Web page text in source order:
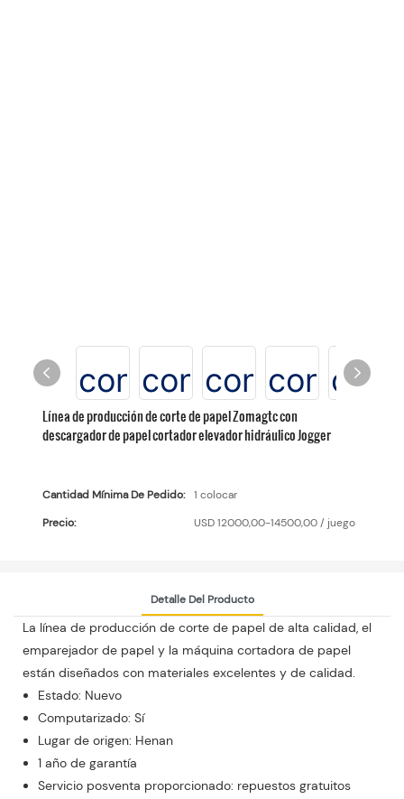
Línea de producción de corte de papel Zomagtc con
descargador de papel cortador elevador hidráulico Jogger
Cantidad Mínima De Pedido:
1 colocar
Precio:
USD 12000,00-14500,00 / juego
Detalle Del Producto
La línea de producción de corte de papel de alta calidad, el
emparejador de papel y la máquina cortadora de papel
están diseñados con materiales excelentes y de calidad.
Estado: Nuevo
Computarizado: Sí
Lugar de origen: Henan
1 año de garantía
Servicio posventa proporcionado: repuestos gratuitos